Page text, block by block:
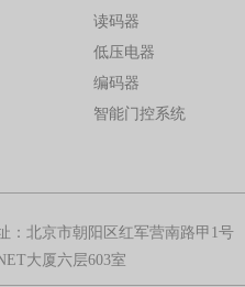
读码器
低压电器
编码器
智能门控系统
：北京市朝阳区红军营南路甲1号
大厦六层603室